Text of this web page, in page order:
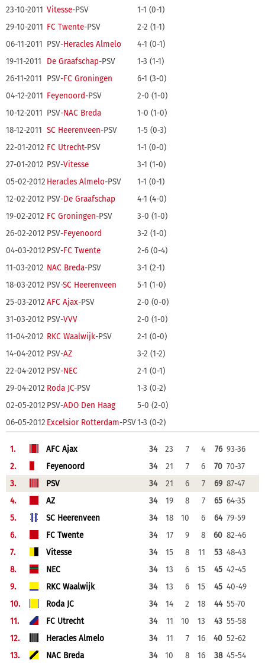
23-10-2011 Vitesse-PSV
1-1 (0-1)
29-10-2011 FC Twente-PSV
2-2 (1-1)
06-11-2011 PSV-Heracles Almelo
4-1 (0-1)
19-11-2011
De Graafschap-PSV
1-3 (1-1)
26-11-2011 PSV-FC Groningen
6-1 (3-0)
04-12-2011 Feyenoord-PSV
2-0 (1-0)
10-12-2011 PSV-NAC Breda
1-0 (1-0)
18-12-2011 SC Heerenveen-PSV
1-5 (0-3)
22-01-2012 FC Utrecht-PSV
1-1 (0-0)
27-01-2012 PSV-Vitesse
3-1 (1-0)
05-02-2012 Heracles Almelo-PSV
1-1 (0-1)
12-02-2012 PSV-De Graafschap
4-1 (4-0)
19-02-2012 FC Groningen-PSV
3-0 (1-0)
26-02-2012 PSV-Feyenoord
3-2 (1-0)
04-03-2012 PSV-FC Twente
2-6 (0-4)
11-03-2012 NAC Breda-PSV
3-1 (2-1)
18-03-2012 PSV-SC Heerenveen
5-1 (1-0)
25-03-2012 AFC Ajax-PSV
2-0 (0-0)
31-03-2012 PSV-VVV
2-0 (1-0)
11-04-2012 RKC Waalwijk-PSV
2-1 (0-0)
14-04-2012 PSV-AZ
3-2 (1-2)
22-04-2012 PSV-NEC
2-1 (0-1)
29-04-2012 Roda JC-PSV
1-3 (0-2)
02-05-2012 PSV-ADO Den Haag
5-0 (2-0)
06-05-2012 Excelsior Rotterdam-PSV1-3 (0-2)
1. AFC Ajax 34 23 7 4 76 93-36
2.
Feyenoord 34 21 7 6 70 70-37
3.
PSV 34 21 6 7 69 87-47
4.
AZ 34 19 8 7 65 64-35
5.
SC Heerenveen 34 18 10 6 64 79-59
6.
FC Twente 34 17 9 8 60 82-46
7.
Vitesse 34 15 8 11 53 48-43
8.
NEC 34 13 6 15 45 42-45
9.
RKC Waalwijk 34 13 6 15 45 40-49
10.
Roda JC 34 14 2 18 44 55-70
11.
FC Utrecht 34 11 10 13 43 55-58
12.
Heracles Almelo 34 11 7 16 40 52-62
13.
NAC Breda 34 10 8 16 38 45-54